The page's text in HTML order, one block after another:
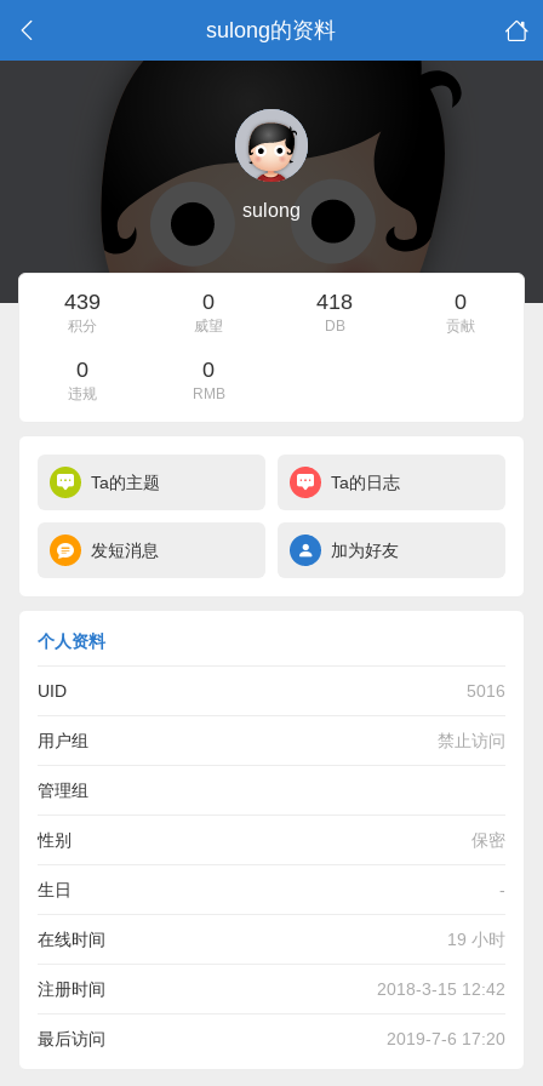
sulong的资料
sulong
439
积分
0
威望
418
DB
0
贡献
0
违规
0
RMB
Ta的主题 Ta的日志
发短消息 加为好友
个人资料
UID 5016
用户组 禁止访问
管理组
性别 保密
生日 -
在线时间 19 小时
注册时间 2018-3-15 12:42
最后访问 2019-7-6 17:20